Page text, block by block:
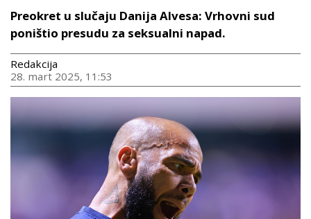
Preokret u slučaju Danija Alvesa: Vrhovni sud
poništio presudu za seksualni napad.
Redakcija
28. mart 2025, 11:53